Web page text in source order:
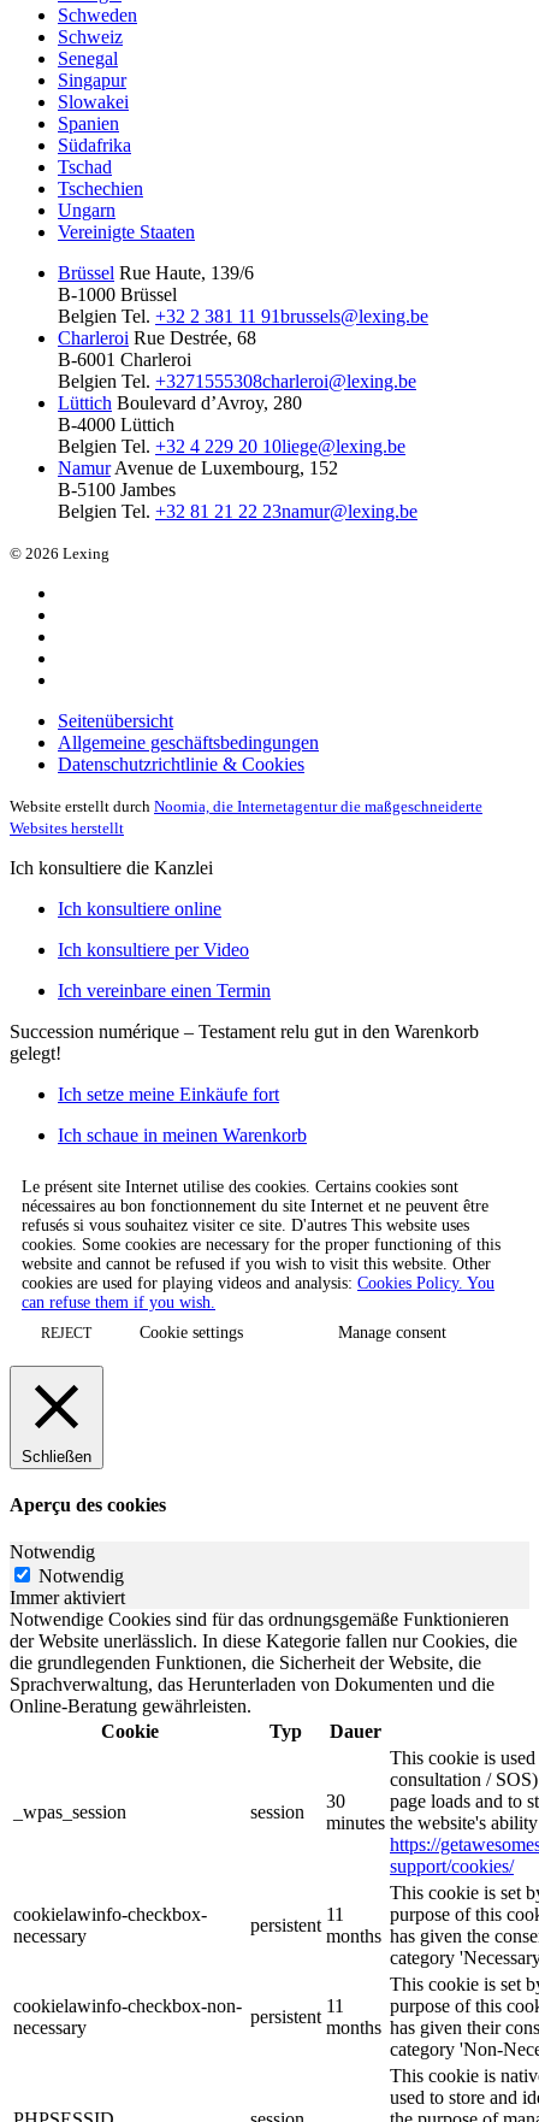
Schweden
Schweiz
Senegal
Singapur
Slowakei
Spanien
Südafrika
Tschad
Tschechien
Ungarn
Vereinigte Staaten
Brüssel Rue Haute, 139/6
B-1000 Brüssel
Belgien Tel. +32 2 381 11 91brussels@lexing.be
Charleroi Rue Destrée, 68
B-6001 Charleroi
Belgien Tel. +3271555308charleroi@lexing.be
Lüttich Boulevard d’Avroy, 280
B-4000 Lüttich
Belgien Tel. +32 4 229 20 10liege@lexing.be
Namur Avenue de Luxembourg, 152
B-5100 Jambes
Belgien Tel. +32 81 21 22 23namur@lexing.be
© 2026 Lexing
Seitenübersicht
Allgemeine geschäftsbedingungen
Datenschutzrichtlinie & Cookies
Website erstellt durch Noomia, die Internetagentur die maßgeschneiderte
Websites herstellt
Ich konsultiere die Kanzlei
Ich konsultiere online
Ich konsultiere per Video
Ich vereinbare einen Termin
Succession numérique – Testament relu gut in den Warenkorb
gelegt!
Ich setze meine Einkäufe fort
Ich schaue in meinen Warenkorb
Le présent site Internet utilise des cookies. Certains cookies sont
nécessaires au bon fonctionnement du site Internet et ne peuvent être
refusés si vous souhaitez visiter ce site. D'autres This website uses
cookies. Some cookies are necessary for the proper functioning of this
website and cannot be refused if you wish to visit this website. Other
cookies are used for playing videos and analysis: Cookies Policy. You
can refuse them if you wish.
REJECT Cookie settings Manage consent
Schließen
Aperçu des cookies
Notwendig
Notwendig
Immer aktiviert
Notwendige Cookies sind für das ordnungsgemäße Funktionieren
der Website unerlässlich. In diese Kategorie fallen nur Cookies, die
die grundlegenden Funktionen, die Sicherheit der Website, die
Sprachverwaltung, das Herunterladen von Dokumenten und die
Online-Beratung gewährleisten.
Cookie
Typ Dauer
_wpas_session session
30
minutes
This cookie is
consultation /
page loads and to
the website's
https://
support/cookies/
cookielawinfo-checkbox-
necessary
persistent
11
months
This cookie is set
purpose of this
has given the
category
cookielawinfo-checkbox-non-
necessary
persistent
11
months
This cookie is set
purpose of this
has given their
category 'Non-
This cookie is
used to store and